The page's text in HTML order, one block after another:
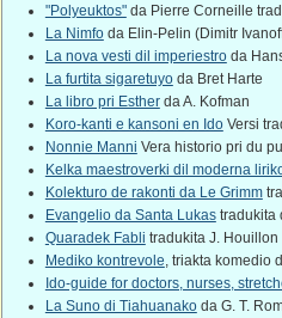
"Polyeuktos"da Pierre Corneille
La Nimfoda Elin-Pelin (Dimitr
La nova vesti dil imperiestroda
La furtita sigaretuyoda Bret Harte
La libro pri Estherda A. Kofman
Koro-kanti e kansoni en IdoVersi
Nonnie Manni Vera historio pri du
Kelka maestroverki dil moderna
Kolekturo de rakonti da Le Grimm
Evangelio da Santa Lukastradukita
Quaradek Fabli tradukita J. Houillon
Mediko kontrevole , triakta komedio
Ido-guide for doctors, nurses,
La Suno di Tiahuanakoda G. T.